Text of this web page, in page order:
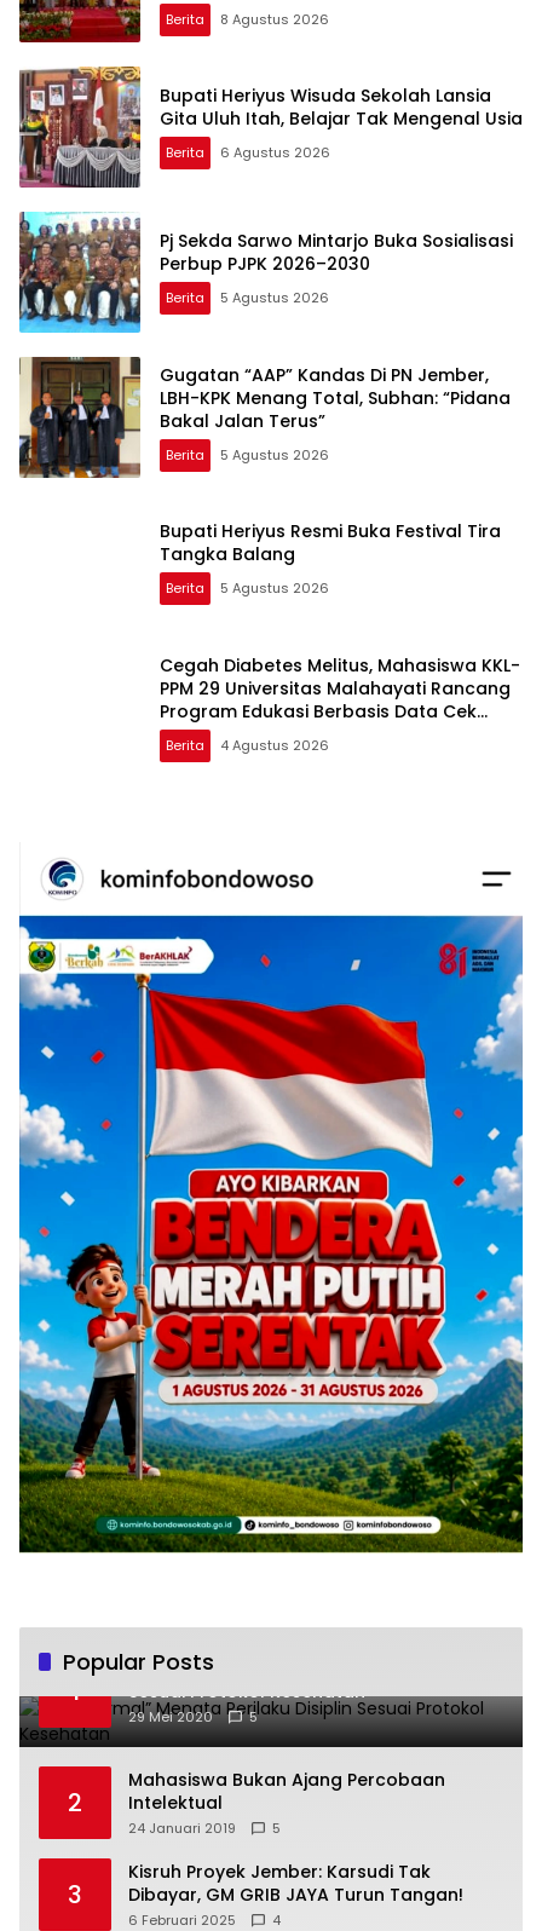
Lirboyo
Berita 8 Agustus 2026
Bupati Heriyus Wisuda Sekolah Lansia
Gita Uluh Itah, Belajar Tak Mengenal Usia
Berita 6 Agustus 2026
Pj Sekda Sarwo Mintarjo Buka Sosialisasi
Perbup PJPK 2026–2030
Berita 5 Agustus 2026
Gugatan “AAP” Kandas Di PN Jember,
LBH-KPK Menang Total, Subhan: “Pidana
Bakal Jalan Terus”
Berita 5 Agustus 2026
Bupati Heriyus Resmi Buka Festival Tira
Tangka Balang
Berita 5 Agustus 2026
Cegah Diabetes Melitus, Mahasiswa KKL-
PPM 29 Universitas Malahayati Rancang
Program Edukasi Berbasis Data Cek
Kesehatan Gratis di RW 06 Kelurahan
Banjarsari
Berita 4 Agustus 2026
Popular Posts
1
“New Normal” Menata Perilaku Disiplin
Sesuai Protokol Kesehatan
29 Mei 2020 5
2
Mahasiswa Bukan Ajang Percobaan
Intelektual
24 Januari 2019 5
3
Kisruh Proyek Jember: Karsudi Tak
Dibayar, GM GRIB JAYA Turun Tangan!
6 Februari 2025 4